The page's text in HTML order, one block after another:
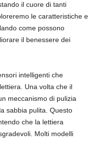
il cuore di tanti
le caratteristiche e
come possono
il benessere dei
intelligenti che
Una volta che il
meccanismo di pulizia
sabbia pulita. Questo
che la lettiera
Molti modelli